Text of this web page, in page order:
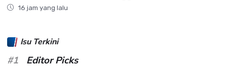
16 jam yang lalu
Isu Terkini
#1
Editor Picks